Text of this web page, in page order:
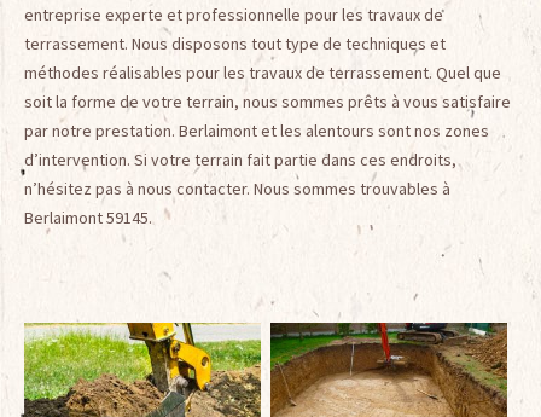
entreprise experte et professionnelle pour les travaux de
terrassement. Nous disposons tout type de techniques et
méthodes réalisables pour les travaux de terrassement. Quel que
soit la forme de votre terrain, nous sommes prêts à vous satisfaire
par notre prestation. Berlaimont et les alentours sont nos zones
d’intervention. Si votre terrain fait partie dans ces endroits,
n’hésitez pas à nous contacter. Nous sommes trouvables à
Berlaimont 59145.